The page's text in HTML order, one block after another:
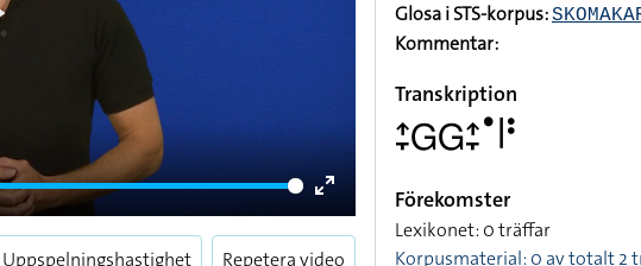
Enter
fullscreen
Play
Uppspelningshastighet Repetera video
Glosa i STS-korpus:
Kommentar:
Transkription
􌤴􌥙􌤦􌤦􌤴􌥙􌤟􌥼􌥻
Förekomster
Lexikonet: 0 träffar
Korpusmaterial: 0 av totalt 2